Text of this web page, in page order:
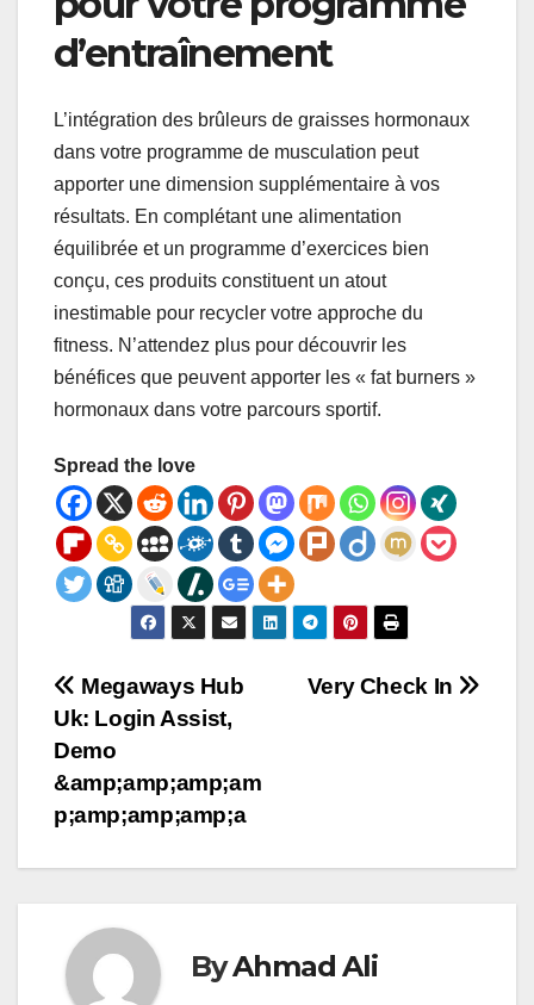
d’entraînement
L’intégration des brûleurs de graisses hormonaux
dans votre programme de musculation peut
apporter une dimension supplémentaire à vos
résultats. En complétant une alimentation
équilibrée et un programme d’exercices bien
conçu, ces produits constituent un atout
inestimable pour recycler votre approche du
fitness. N’attendez plus pour découvrir les
bénéfices que peuvent apporter les « fat burners »
hormonaux dans votre parcours sportif.
Spread the love
Post
navigation
Very Check In
Megaways Hub
Uk: Login Assist,
Demo
&amp;amp;amp;am
p;amp;amp;amp;a
ByAhmad Ali